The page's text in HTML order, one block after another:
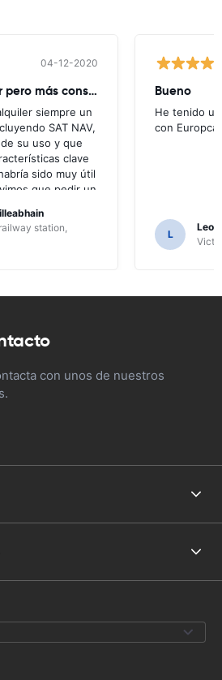
04-12-2020
Coche encantador pero más consejos necesarios
siempre un
SAT NAV,
su uso y que
clave
sido muy útil
que pedir un
haber
de la SAT
station,
Bueno
He tenido
con Europcar
L
con unos de nuestros